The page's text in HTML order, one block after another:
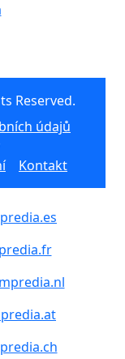
Reserved.
údajů
Kontakt